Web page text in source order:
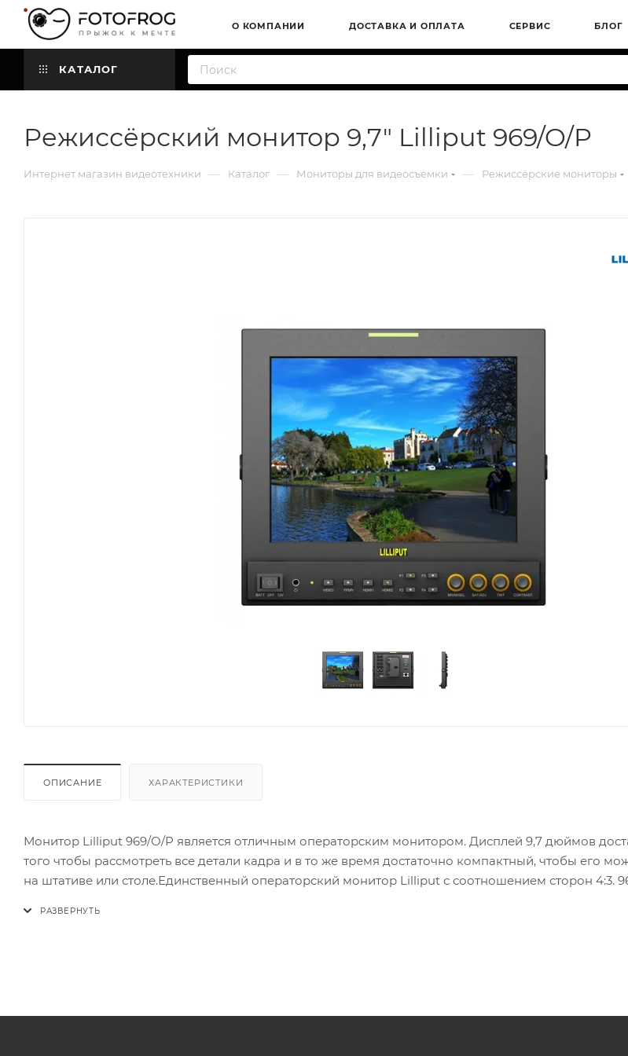
О КОМПАНИИ ДОСТАВКА И ОПЛАТА СЕРВИС БЛОГ
КАТАЛОГ
Режиссёрский монитор 9,7" Lilliput 969/O/P
Интернет магазин видеотехники — Каталог — Мониторы для видеосъемки — Режиссёрские мониторы
ОПИСАНИЕ ХАРАКТЕРИСТИКИ
Монитор Lilliput 969/O/P является отличным операторским монитором. Дисплей 9,7 дюймов
того чтобы рассмотреть все детали кадра и в то же время достаточно компактный, чтобы его
на штативе или столе.Единственный операторский монитор Lilliput с соотношением сторон 4:3.
Контрастность: 600